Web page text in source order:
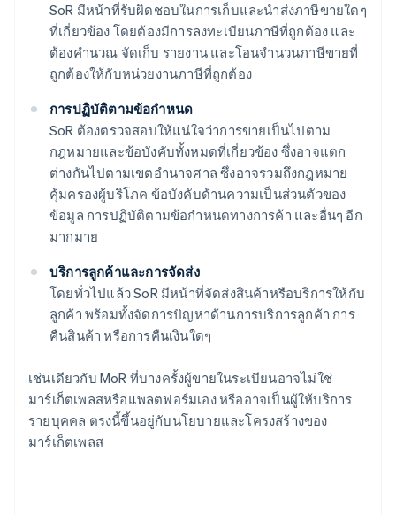
SoR มีหน้าที่รับผิดชอบในการเก็บและนำส่งภาษีขายใดๆ
ที่เกี่ยวข้อง โดยต้องมีการลงทะเบียนภาษีที่ถูกต้อง และ
ต้องคำนวณ จัดเก็บ รายงาน และโอนจำนวนภาษีขายที่
ถูกต้องให้กับหน่วยงานภาษีที่ถูกต้อง
การปฏิบัติตามข้อกำหนด
SoR ต้องตรวจสอบให้แน่ใจว่าการขายเป็นไปตาม
กฎหมายและข้อบังคับทั้งหมดที่เกี่ยวข้อง ซึ่งอาจแตก
ต่างกันไปตามเขตอำนาจศาล ซึ่งอาจรวมถึงกฎหมาย
คุ้มครองผู้บริโภค ข้อบังคับด้านความเป็นส่วนตัวของ
ข้อมูล การปฏิบัติตามข้อกำหนดทางการค้า และอื่นๆ อีก
มากมาย
บริการลูกค้าและการจัดส่ง
โดยทั่วไปแล้ว SoR มีหน้าที่จัดส่งสินค้าหรือบริการให้กับ
ลูกค้า พร้อมทั้งจัดการปัญหาด้านการบริการลูกค้า การ
คืนสินค้า หรือการคืนเงินใดๆ
เช่นเดียวกับ MoR ที่บางครั้งผู้ขายในระเบียนอาจไม่ใช่
มาร์เก็ตเพลสหรือแพลตฟอร์มเอง หรืออาจเป็นผู้ให้บริการ
รายบุคคล ตรงนี้ขึ้นอยู่กับนโยบายและโครงสร้างของ
มาร์เก็ตเพลส